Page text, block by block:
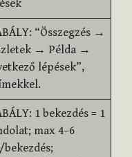
“Összegzés →
→ Példa →
lépések”,
1 bekezdés = 1
max 4–6